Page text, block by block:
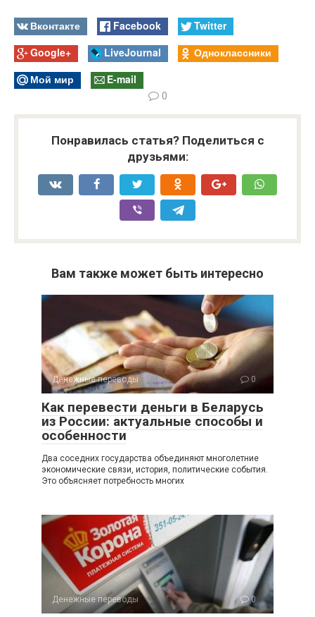
Вконтакте Facebook
Twitter
Google+
LiveJournal
Одноклассники
Мой мир
E-mail
0
Понравилась статья? Поделиться с
друзьями:
Вам также может быть интересно
Денежные переводы 0
Как перевести деньги в Беларусь
из России: актуальные способы и
особенности
Два соседних государства объединяют многолетние
экономические связи, история, политические события.
Это объясняет потребность многих
Денежные переводы 0